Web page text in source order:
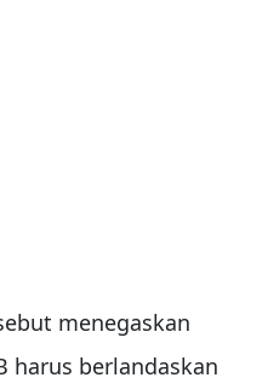
menegaskan
harus berlandaskan